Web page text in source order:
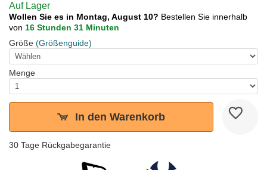
Auf Lager
Wollen Sie es in Montag, August 10? Bestellen Sie innerhalb
von 16 Stunden 31 Minuten
Größe (Größenguide)
Menge
In den Warenkorb
30 Tage Rückgabegarantie